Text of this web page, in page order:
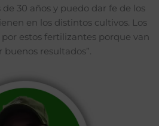
30 años y puedo dar fe de los
en los distintos cultivos. Los
estos fertilizantes porque van
buenos resultados”.